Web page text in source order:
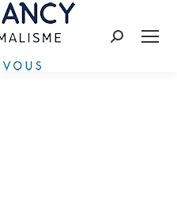
Recherche